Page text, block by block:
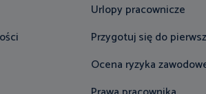
Urlopy pracownicze
Przygotuj się do
Ocena ryzyka